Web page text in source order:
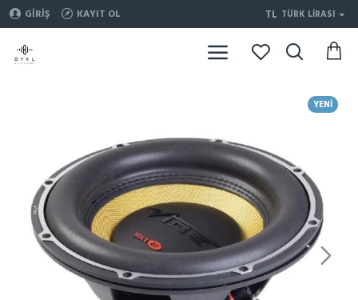
GIRIŞ KAYIT OL TL TÜRK LIRASI
YENI